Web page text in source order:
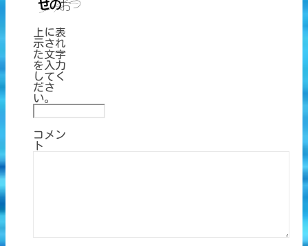
上に表
示され
た文字
を入力
してく
ださ
い。
コメン
ト